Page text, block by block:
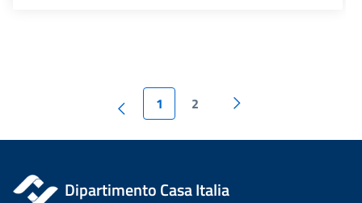
1 2
Dipartimento Casa Italia